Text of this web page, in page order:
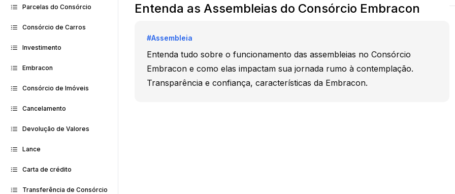
Parcelas do Consórcio
Consórcio de Carros
Investimento
Embracon
Consórcio de Imóveis
Cancelamento
Devolução de Valores
Lance
Carta de crédito
Transferência de Consórcio
Entenda as Assembleias do Consórcio Embracon
#Assembleia
Entenda tudo sobre o funcionamento das assembleias no Consórcio
Embracon e como elas impactam sua jornada rumo à contemplação.
Transparência e confiança, características da Embracon.